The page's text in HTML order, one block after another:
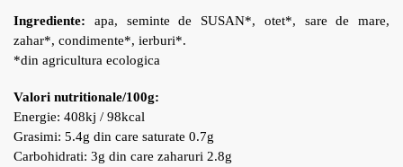
Ingrediente: apa, seminte de SUSAN*, otet*, sare de mare,
zahar*, condimente*, ierburi*.
*din agricultura ecologica
Valori nutritionale/100g:
Energie: 408kj / 98kcal
Grasimi: 5.4g din care saturate 0.7g
Carbohidrati: 3g din care zaharuri 2.8g